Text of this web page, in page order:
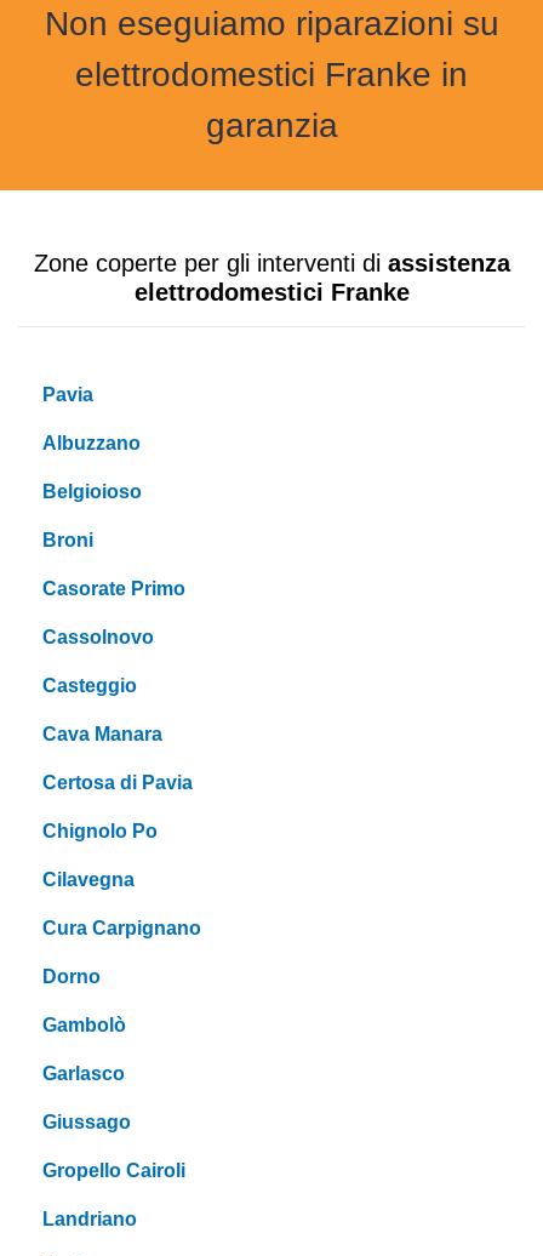
Non eseguiamo riparazioni su
elettrodomestici Franke in
garanzia
Zone coperte per gli interventi di assistenza
elettrodomestici Franke
Pavia
Albuzzano
Belgioioso
Broni
Casorate Primo
Cassolnovo
Casteggio
Cava Manara
Certosa di Pavia
Chignolo Po
Cilavegna
Cura Carpignano
Dorno
Gambolò
Garlasco
Giussago
Gropello Cairoli
Landriano